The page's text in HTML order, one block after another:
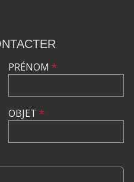
PRÉNOM *
OBJET *